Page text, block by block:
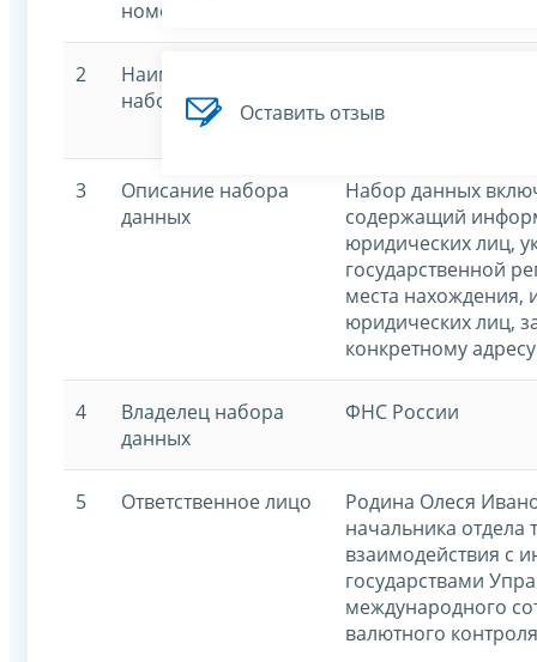
номер
2
Наименование
набора данных
несколькими
3
Описание набора
данных
Набор данных
содержащий
юридических лиц,
государственной
места нахождения,
юридических лиц,
конкретному адресу
4
Владелец набора
данных
ФНС России
5 Ответственное лицо
Родина Олеся
начальника отдела
взаимодействия с
государствами
международного
валютного
Оставить отзыв